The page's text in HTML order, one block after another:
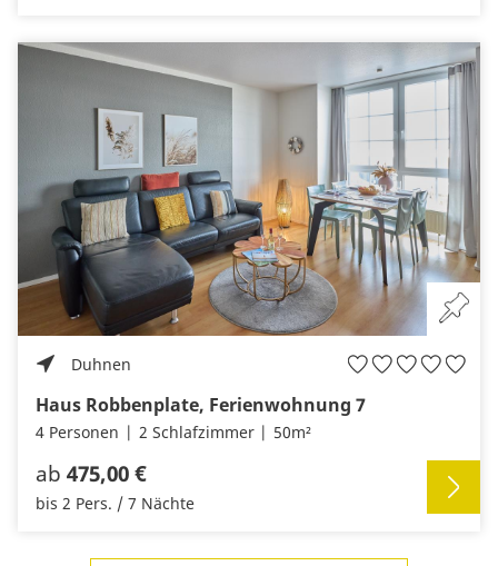
Duhnen
Haus Robbenplate, Ferienwohnung 7
4 Personen 2 Schlafzimmer 50m²
ab 475,00 €
bis 2 Pers. / 7 Nächte